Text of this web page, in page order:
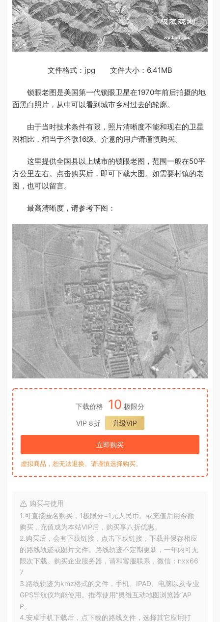
文件格式：jpg 文件大小：6.41MB
锁眼老图是美国第一代锁眼卫星在1970年前后拍摄的地
面黑白照片，从中可以看到城市乡村过去的轮廓。
由于当时技术条件有限，照片清晰度不能和现在的卫星
图相比，相当于谷歌16级。介意的用户请谨慎购买。
这里提供全国县以上城市的锁眼老图，范围一般在50平
方公里左右。点击购买后，即可下载大图。如需要村镇的老
图，也可以留言。
最高清晰度，请参考下图：
下载价格 10 极限分
VIP 8折
升级VIP
立即购买
虚拟商品，恕无法退换。请谨慎选择购买。
购买与使用
1.可直接匿名购买，1极限分=1元人民币。或充值后用余额
购买，充值成为本站VIP后，购买享八折优惠。
2.购买后，会有下载链接，点击下载链接，下载并保存相应
的路线轨迹或图片文件。路线轨迹不定期更新，一年内可无
限次下载。购买企业服务器，请和客服联系，微信：nxx66
7
3.路线轨迹为kmz格式的文件，手机、IPAD、电脑以及专业
GPS导航仪均能使用。推荐使用“奥维互动地图浏览器”AP
P。
4.安卓手机下载后，点下载的路线文件，选择其它应用打